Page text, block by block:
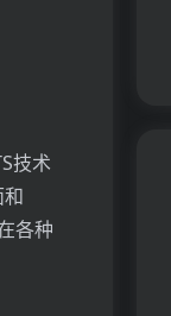
技术
各种